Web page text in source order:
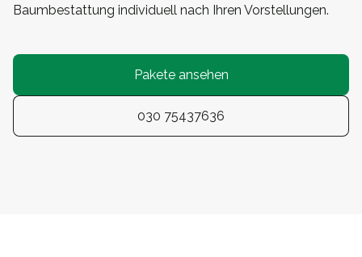
Baumbestattung individuell nach Ihren Vorstellungen.
Pakete ansehen
030 75437636